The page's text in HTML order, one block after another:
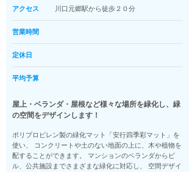
アクセス 川口元郷駅から徒歩２０分
営業時間
定休日
平均予算
屋上・ベランダ・屋根など様々な場所を緑化し、緑
の空間をデザインします！
ポリプロピレン製の緑化マット「安行四季彩マット」を
使い、 コンクリートや土のない地面の上に、木や植物を
配することができます。 マンションのベランダからビ
ル、公共施設までさまざまな緑化に対応し、 空間デザイ